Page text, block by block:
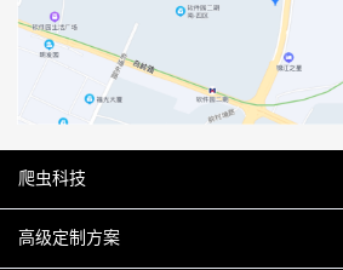
爬虫科技
爬虫案例
高级定制方案